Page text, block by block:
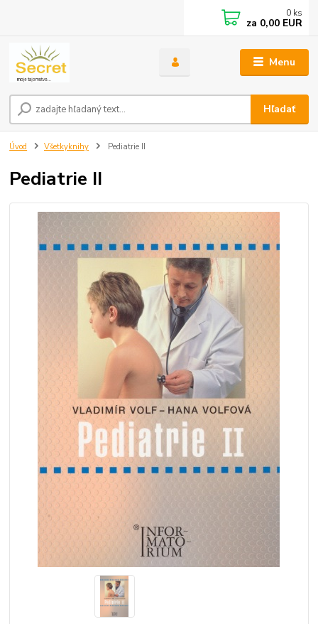
Menu
Hľadať
0 ks
za 0,00 EUR
Úvod Všetkyknihy Pediatrie II
Pediatrie II